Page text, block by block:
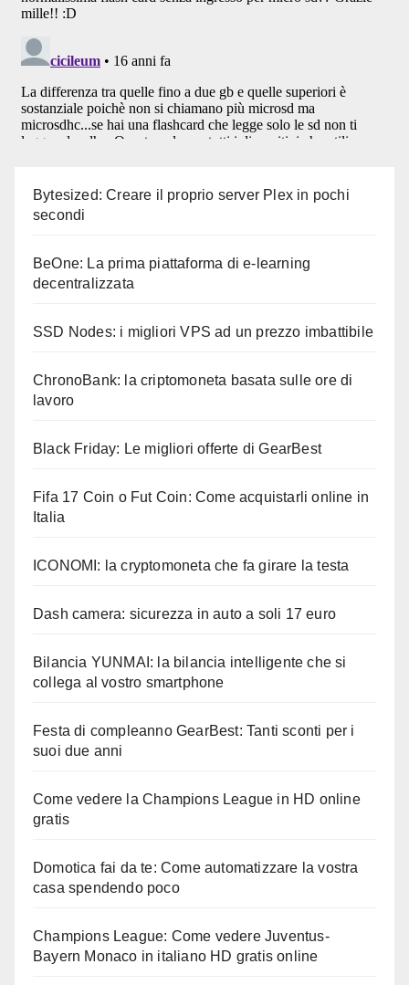
Bytesized: Creare il proprio server Plex in pochi
secondi
BeOne: La prima piattaforma di e-learning
decentralizzata
SSD Nodes: i migliori VPS ad un prezzo imbattibile
ChronoBank: la criptomoneta basata sulle ore di
lavoro
Black Friday: Le migliori offerte di GearBest
Fifa 17 Coin o Fut Coin: Come acquistarli online in
Italia
ICONOMI: la cryptomoneta che fa girare la testa
Dash camera: sicurezza in auto a soli 17 euro
Bilancia YUNMAI: la bilancia intelligente che si
collega al vostro smartphone
Festa di compleanno GearBest: Tanti sconti per i
suoi due anni
Come vedere la Champions League in HD online
gratis
Domotica fai da te: Come automatizzare la vostra
casa spendendo poco
Champions League: Come vedere Juventus-
Bayern Monaco in italiano HD gratis online